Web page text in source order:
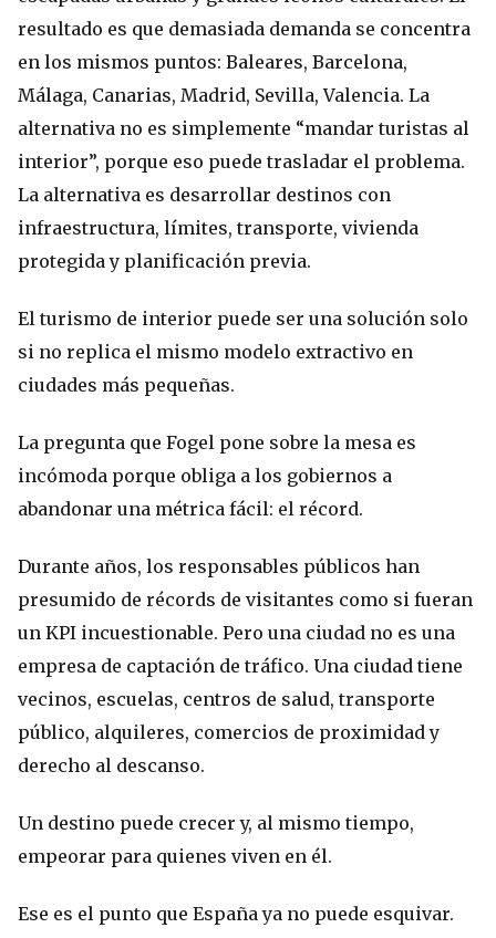
resultado es que demasiada demanda se concentra
en los mismos puntos: Baleares, Barcelona,
Málaga, Canarias, Madrid, Sevilla, Valencia. La
alternativa no es simplemente “mandar turistas al
interior”, porque eso puede trasladar el problema.
La alternativa es desarrollar destinos con
infraestructura, límites, transporte, vivienda
protegida y planificación previa.
El turismo de interior puede ser una solución solo
si no replica el mismo modelo extractivo en
ciudades más pequeñas.
La pregunta que Fogel pone sobre la mesa es
incómoda porque obliga a los gobiernos a
abandonar una métrica fácil: el récord.
Durante años, los responsables públicos han
presumido de récords de visitantes como si fueran
un KPI incuestionable. Pero una ciudad no es una
empresa de captación de tráfico. Una ciudad tiene
vecinos, escuelas, centros de salud, transporte
público, alquileres, comercios de proximidad y
derecho al descanso.
Un destino puede crecer y, al mismo tiempo,
empeorar para quienes viven en él.
Ese es el punto que España ya no puede esquivar.